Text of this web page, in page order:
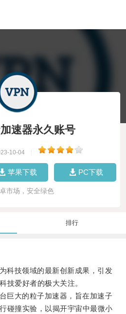
速器永久账号
10-04
苹果下载 PC下载
市场，安全绿色
排行
技领域的最新创新成果，引发
技爱好者的极大关注。
大的粒子加速器，旨在加速子
碰撞实验，以揭开宇宙中最微小